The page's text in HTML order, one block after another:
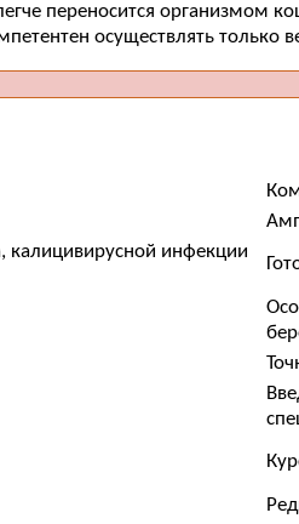
переносится организмом
осуществлять только
калицивирусной инфекции